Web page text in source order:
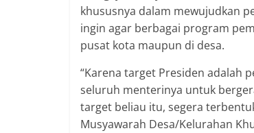
khususnya dalam mewujudkan
ingin agar berbagai program
pusat kota maupun di desa.
“Karena target Presiden adalah
seluruh menterinya untuk
target beliau itu, segera
Musyawarah Desa/Kelurahan